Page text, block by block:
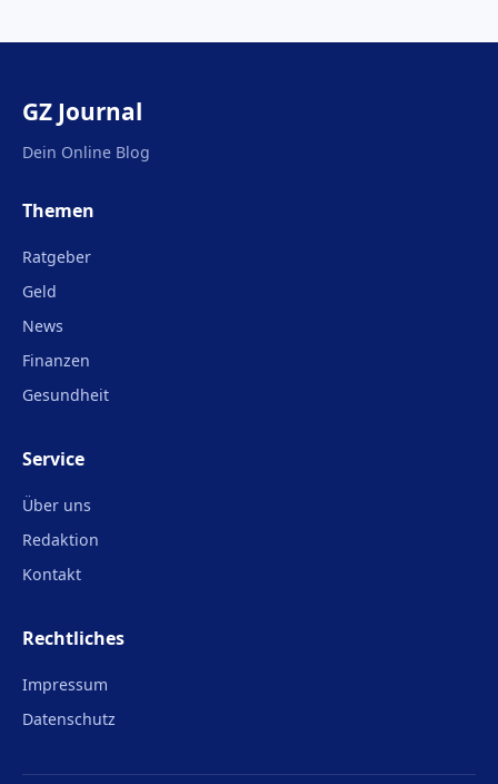
GZ Journal
Dein Online Blog
Themen
Ratgeber
Geld
News
Finanzen
Gesundheit
Service
Über uns
Redaktion
Kontakt
Rechtliches
Impressum
Datenschutz